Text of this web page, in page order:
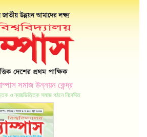
সমাজ উন্নয়ন কেন্দ্র
ও ন্যায়ভিত্তিক সমাজ গঠনে নিবেদিত